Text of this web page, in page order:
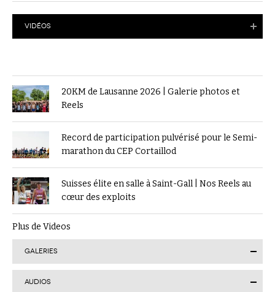
VIDÉOS
20KM de Lausanne 2026 | Galerie photos et
Reels
Record de participation pulvérisé pour le Semi-
marathon du CEP Cortaillod
Suisses élite en salle à Saint-Gall | Nos Reels au
cœur des exploits
Plus de Videos
GALERIES
AUDIOS